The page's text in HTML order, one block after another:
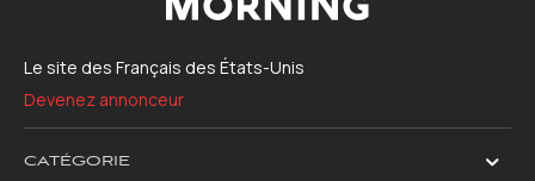
Le site des Français des États-Unis
Devenez annonceur
CATÉGORIE